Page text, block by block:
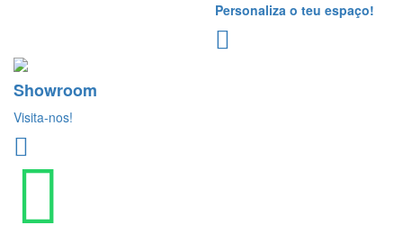
Personaliza o teu espaço!
Showroom
Visita-nos!